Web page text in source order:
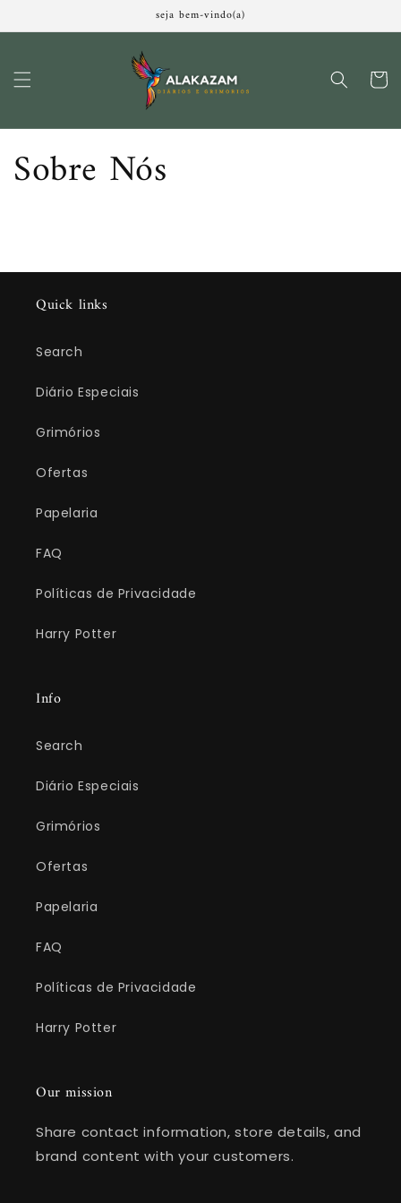
conteúdo
seja bem-vindo(a)
Sobre Nós
Quick links
Search
Diário Especiais
Grimórios
Ofertas
Papelaria
FAQ
Políticas de Privacidade
Harry Potter
Info
Search
Diário Especiais
Grimórios
Ofertas
Papelaria
FAQ
Políticas de Privacidade
Harry Potter
Our mission
Share contact information, store details, and
brand content with your customers.